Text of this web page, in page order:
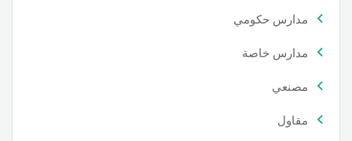
مدارس حكومي
مدارس خاصة
مصنعي
مقاول